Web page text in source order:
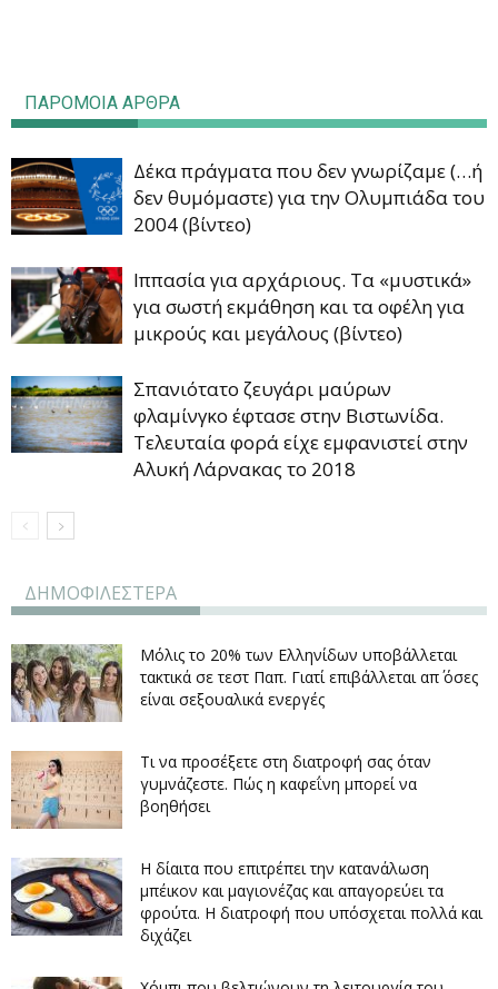
ΠΑΡΟΜΟΙΑ ΑΡΘΡΑ
Δέκα πράγματα που δεν γνωρίζαμε (…ή
δεν θυμόμαστε) για την Ολυμπιάδα του
2004 (βίντεο)
Ιππασία για αρχάριους. Τα «μυστικά»
για σωστή εκμάθηση και τα οφέλη για
μικρούς και μεγάλους (βίντεο)
Σπανιότατο ζευγάρι μαύρων
φλαμίνγκο έφτασε στην Βιστωνίδα.
Τελευταία φορά είχε εμφανιστεί στην
Αλυκή Λάρνακας το 2018
ΔΗΜΟΦΙΛΕΣΤΕΡΑ
Μόλις το 20% των Ελληνίδων υποβάλλεται
τακτικά σε τεστ Παπ. Γιατί επιβάλλεται απ΄ όσες
είναι σεξουαλικά ενεργές
Τι να προσέξετε στη διατροφή σας όταν
γυμνάζεστε. Πώς η καφεΐνη μπορεί να
βοηθήσει
Η δίαιτα που επιτρέπει την κατανάλωση
μπέικον και μαγιονέζας και απαγορεύει τα
φρούτα. Η διατροφή που υπόσχεται πολλά και
διχάζει